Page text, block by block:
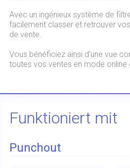
Avec un ingénieux système de
facilement classer et retrouver
de vente.
Vous bénéficiez ainsi d’une vue
toutes vos ventes en mode
Funktioniert mit
Punchout